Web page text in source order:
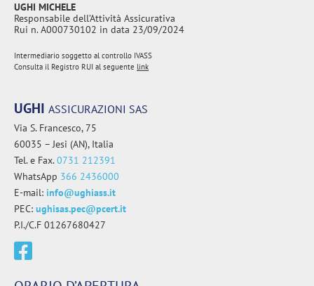
UGHI MICHELE
Responsabile dell’Attività Assicurativa
Rui n. A000730102 in data 23/09/2024
Intermediario soggetto al controllo IVASS
Consulta il Registro RUI al seguente link
UGHI ASSICURAZIONI SAS
Via S. Francesco, 75
60035 – Jesi (AN), Italia
Tel. e Fax.0731 212391
WhatsApp 366 2436000
E-mail: info@ughiass.it
PEC: ughisas.pec@pcert.it
P.I./C.F 01267680427